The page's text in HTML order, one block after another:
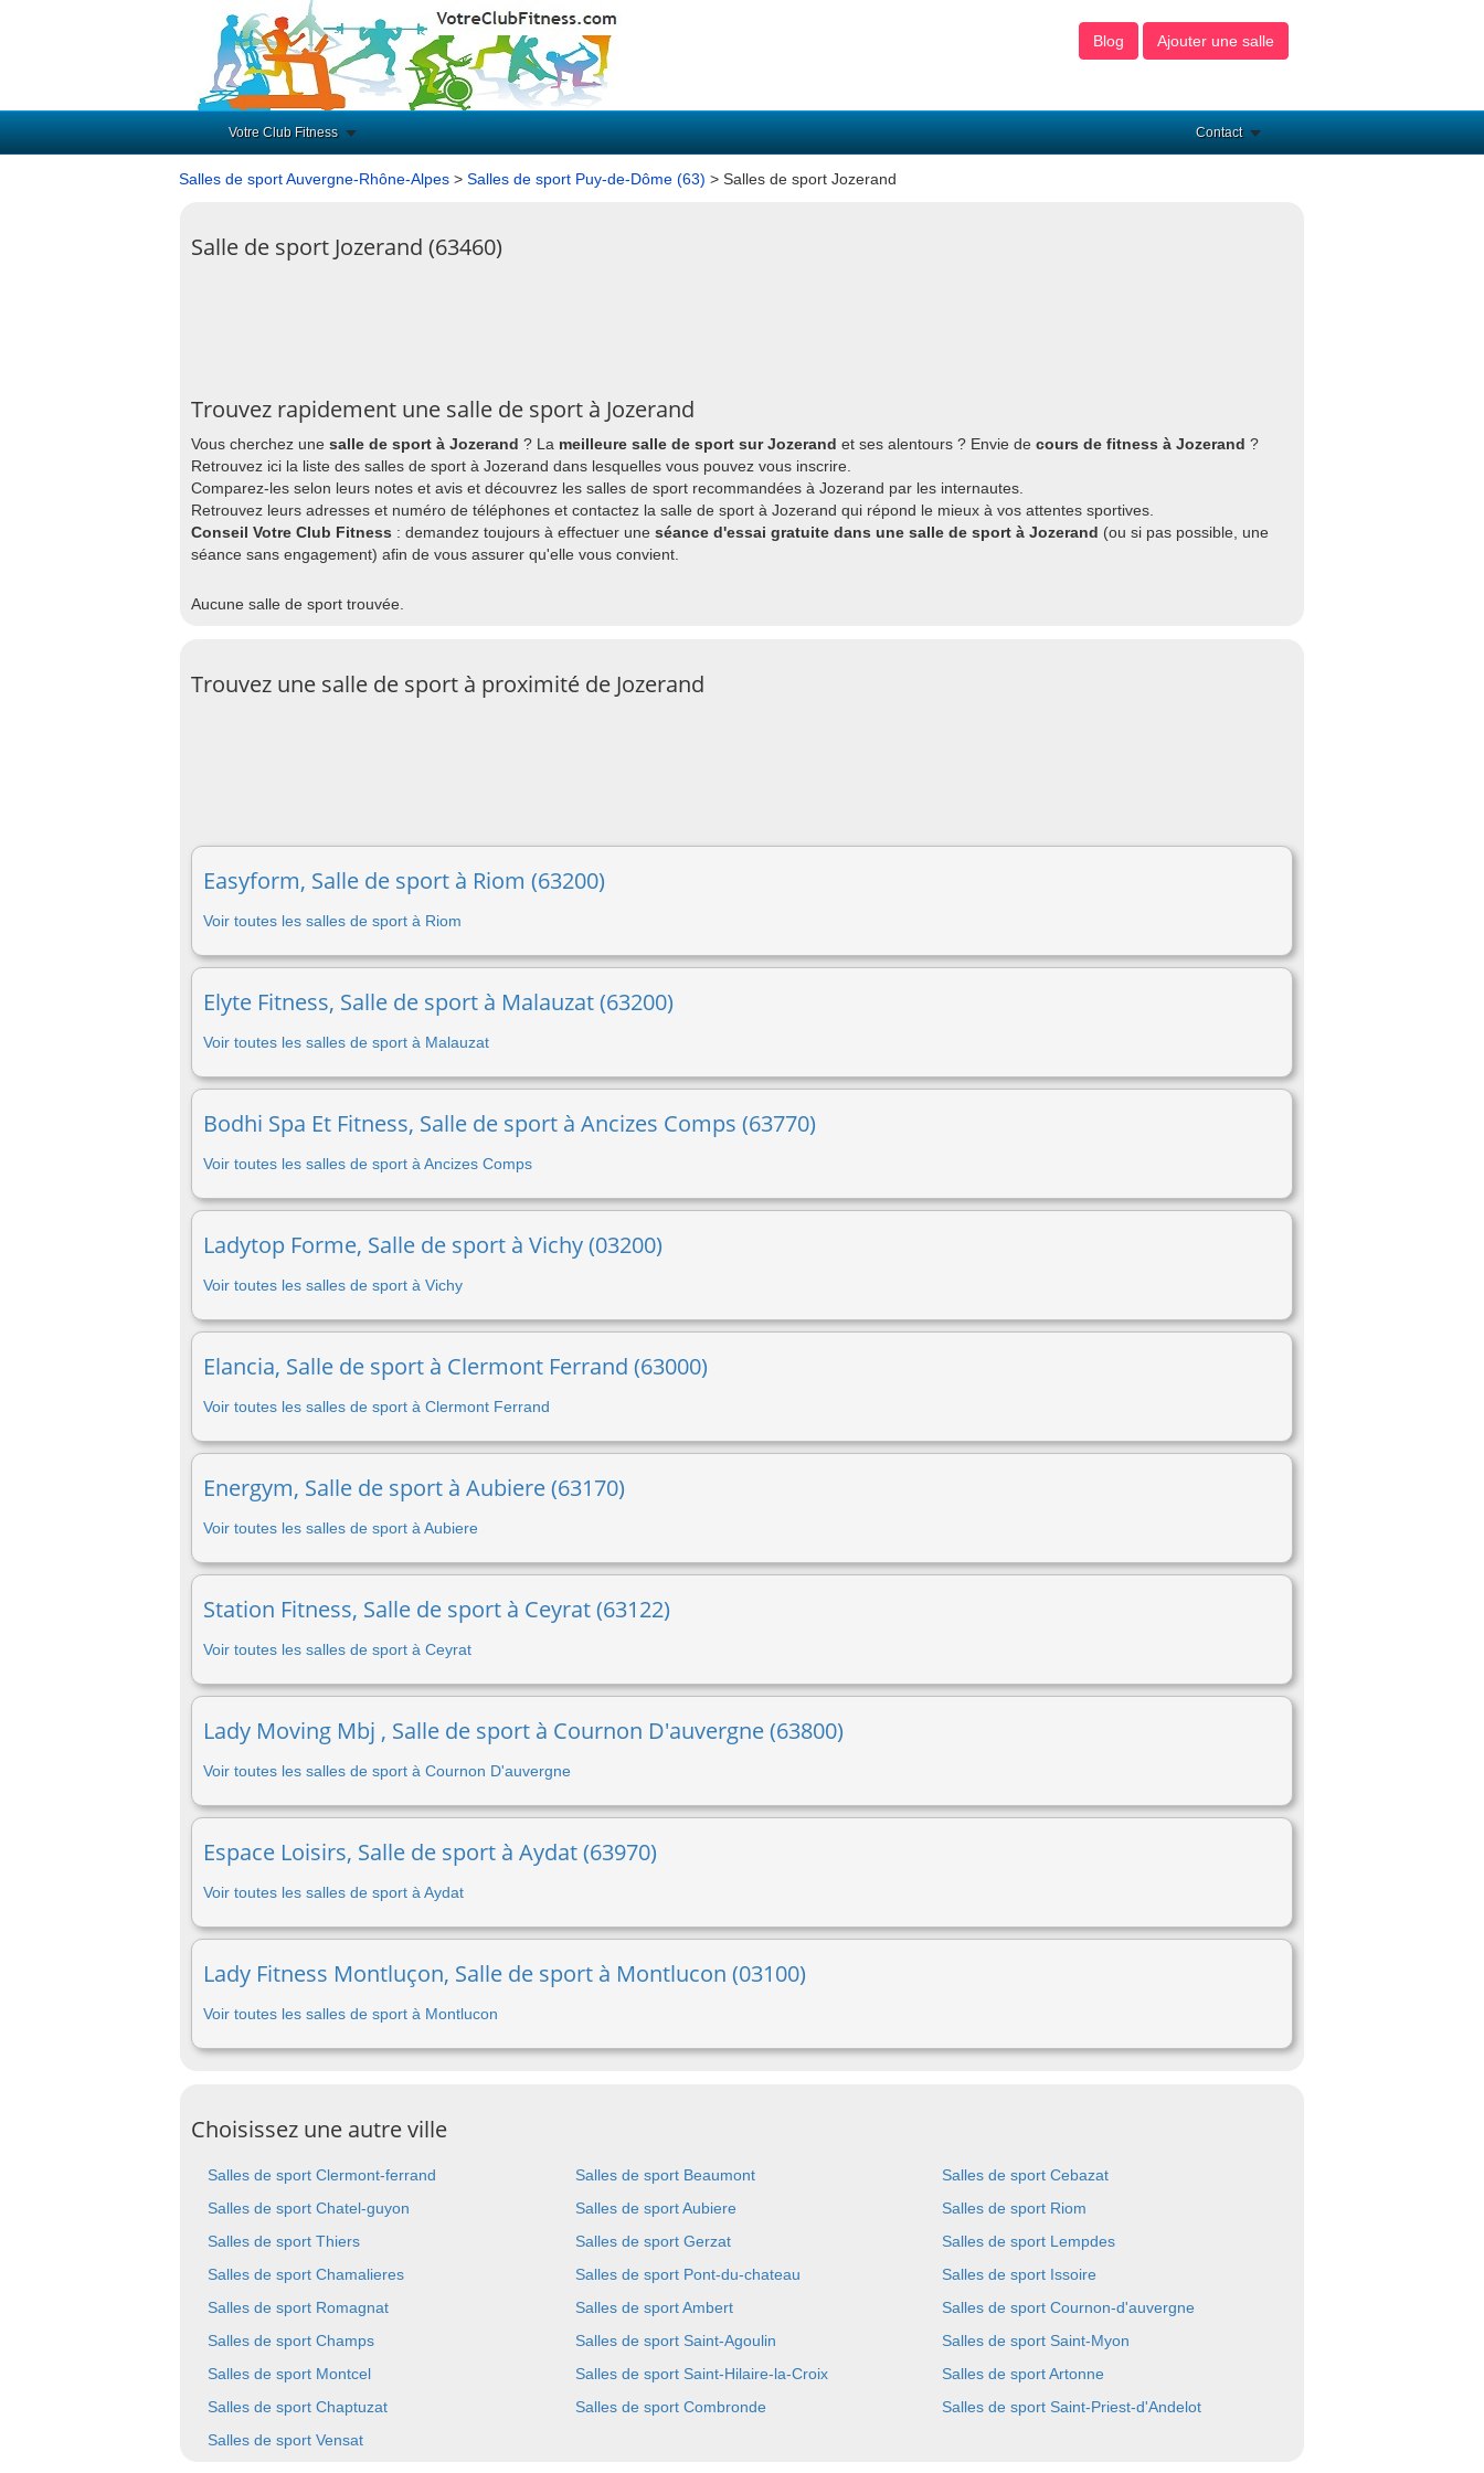
Blog Ajouter une salle
Votre Club Fitness Contact
Salles de sport Auvergne-Rhône-Alpes > Salles de sport Puy-de-Dôme (63) > Salles de sport Jozerand
Salle de sport Jozerand (63460)
Trouvez rapidement une salle de sport à Jozerand
Vous cherchez une salle de sport à Jozerand ? La meilleure salle de sport sur Jozerand et ses alentours ? Envie de cours de fitness à Jozerand ?
Retrouvez ici la liste des salles de sport à Jozerand dans lesquelles vous pouvez vous inscrire.
Comparez-les selon leurs notes et avis et découvrez les salles de sport recommandées à Jozerand par les internautes.
Retrouvez leurs adresses et numéro de téléphones et contactez la salle de sport à Jozerand qui répond le mieux à vos attentes sportives.
Conseil Votre Club Fitness : demandez toujours à effectuer une séance d'essai gratuite dans une salle de sport à Jozerand (ou si pas possible, une
séance sans engagement) afin de vous assurer qu'elle vous convient.
Aucune salle de sport trouvée.
Trouvez une salle de sport à proximité de Jozerand
Easyform, Salle de sport à Riom (63200)
Voir toutes les salles de sport à Riom
Elyte Fitness, Salle de sport à Malauzat (63200)
Voir toutes les salles de sport à Malauzat
Bodhi Spa Et Fitness, Salle de sport à Ancizes Comps (63770)
Voir toutes les salles de sport à Ancizes Comps
Ladytop Forme, Salle de sport à Vichy (03200)
Voir toutes les salles de sport à Vichy
Elancia, Salle de sport à Clermont Ferrand (63000)
Voir toutes les salles de sport à Clermont Ferrand
Energym, Salle de sport à Aubiere (63170)
Voir toutes les salles de sport à Aubiere
Station Fitness, Salle de sport à Ceyrat (63122)
Voir toutes les salles de sport à Ceyrat
Lady Moving Mbj , Salle de sport à Cournon D'auvergne (63800)
Voir toutes les salles de sport à Cournon D'auvergne
Espace Loisirs, Salle de sport à Aydat (63970)
Voir toutes les salles de sport à Aydat
Lady Fitness Montluçon, Salle de sport à Montlucon (03100)
Voir toutes les salles de sport à Montlucon
Choisissez une autre ville
Salles de sport Clermont-ferrand Salles de sport Beaumont
Salles de sport Cebazat
Salles de sport Chatel-guyon
Salles de sport Aubiere
Salles de sport Riom
Salles de sport Thiers
Salles de sport Gerzat
Salles de sport Lempdes
Salles de sport Chamalieres
Salles de sport Pont-du-chateau
Salles de sport Issoire
Salles de sport Romagnat
Salles de sport Ambert
Salles de sport Cournon-d'auvergne
Salles de sport Champs
Salles de sport Saint-Agoulin
Salles de sport Saint-Myon
Salles de sport Montcel
Salles de sport Saint-Hilaire-la-Croix
Salles de sport Artonne
Salles de sport Chaptuzat
Salles de sport Combronde
Salles de sport Saint-Priest-d'Andelot
Salles de sport Vensat